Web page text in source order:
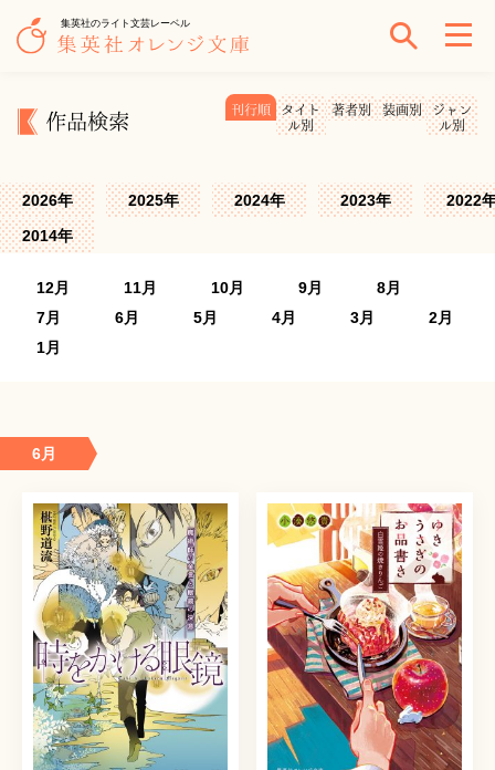
集英社のライト文芸レーベル
作品検索
刊行順
タイト
ル別
著者別 装画別
ジャン
ル別
2026年 2025年 2024年 2023年
2022
2014年
12月 11月 10月 9月
8月
7月
6月 5月 4月 3月
2月
1月
6月